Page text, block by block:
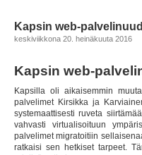
Kapsin web-
keskiviikkona 20. heinäkuuta 2016
Kapsin web-
Kapsilla oli aikaisemmin
palvelimet Kirsikka ja
systemaattisesti ruveta
vahvasti virtualisoituun
palvelimet migratoitiin
ratkaisi sen hetkiset tarpeet.